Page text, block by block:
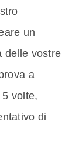
un
delle vostre
a
volte,
di